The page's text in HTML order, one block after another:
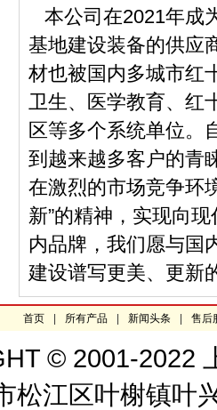
本公司在2021年成
基地建设装备的供应
材也被国内多城市红
卫生、医学教育、红
区等多个系统单位。
到越来越多客户的青
在激烈的市场竞争环
新”的精神，实现向
内品牌，我们愿与国
建设谱写更美、更新
首页 所有产品 新闻头条 售后
© 2001-2022
松江区叶榭镇叶